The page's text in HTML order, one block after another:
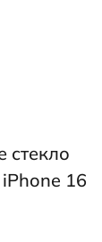
стекло
16